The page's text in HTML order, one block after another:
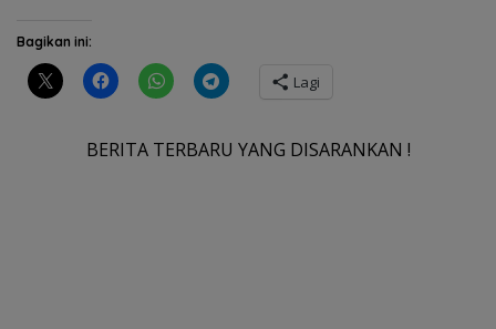
Bagikan ini:
Lagi
BERITA TERBARU YANG DISARANKAN !